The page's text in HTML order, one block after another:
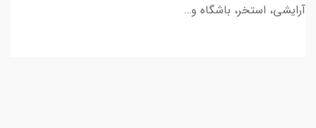
آرایشی، استخر، باشگاه و…